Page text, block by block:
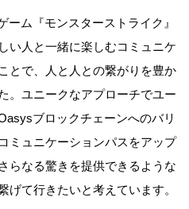
ム『モンスターストライク』
い人と一緒に楽しむコミュニケ
とで、人と人との繋がりを豊か
。ユニークなアプローチでユー
ブロックチェーンへのバリ
ミュニケーションパスをアップ
らなる驚きを提供できるような
げて行きたいと考えています。